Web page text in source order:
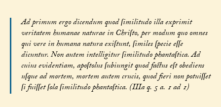
Ad primum ergo dicendum quod ſimilitudo illa exprimit
veritatem humanae naturae in Chriſto, per modum quo omnes
qui vere in humana natura exiſtunt, ſimiles ſpecie eſſe
dicuntur. Non autem intelligitur ſimilitudo phantaſtica. Ad
cuius evidentiam, apoſtolus ſubiungit quod factus eſt obediens
uſque ad mortem, mortem autem crucis, quod fieri non potuiſſet
ſi fuiſſet ſola ſimilitudo phantaſtica. (IIIa q. 5 a. 1 ad 1)